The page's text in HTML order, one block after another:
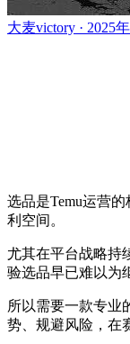
大麦victory · 2025
选品是Temu运营
利空间。
尤其在平台战略持
验选品早已难以为
所以需要一款专业
势、规避风险，在